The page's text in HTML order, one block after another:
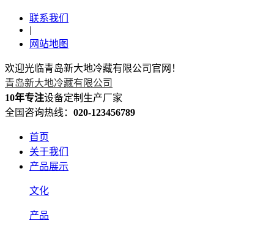
联系我们
|
网站地图
欢迎光临青岛新大地冷藏有限公司官网！
青岛新大地冷藏有限公司
10年专注设备定制生产厂家
全国咨询热线： 020-123456789
首页
关于我们
产品展示
文化
产品